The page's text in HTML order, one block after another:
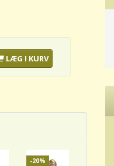
LÆG I KURV
-20%